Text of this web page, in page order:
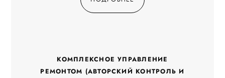
КОМПЛЕКСНОЕ УПРАВЛЕНИЕ
РЕМОНТОМ (АВТОРСКИЙ КОНТРОЛЬ И